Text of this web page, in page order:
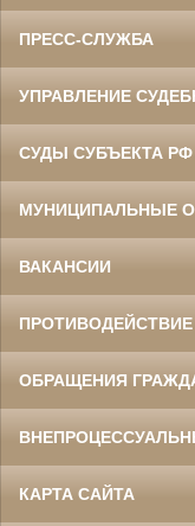
ПРЕСС-СЛУЖБА
УПРАВЛЕНИЕ
СУДЫ СУБЪЕКТА РФ
МУНИЦИПАЛЬНЫЕ
ВАКАНСИИ
ОБРАЩЕНИЯ
КАРТА САЙТА